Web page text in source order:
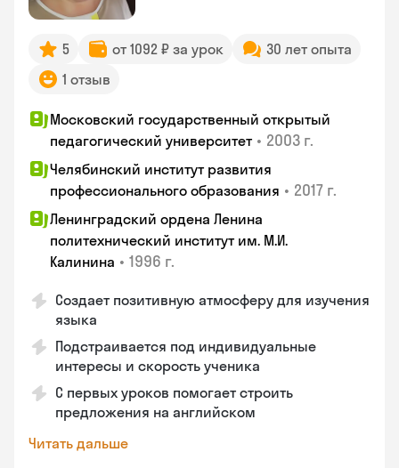
5 от 1092 ₽ за урок
30 лет опыта
1 отзыв
Московский государственный открытый
педагогический университет • 2003 г.
Челябинский институт развития
профессионального образования • 2017 г.
Ленинградский ордена Ленина
политехнический институт им. М.И.
Калинина • 1996 г.
Создает позитивную атмосферу для изучения
языка
Подстраивается под индивидуальные
интересы и скорость ученика
С первых уроков помогает строить
предложения на английском
Читать дальше